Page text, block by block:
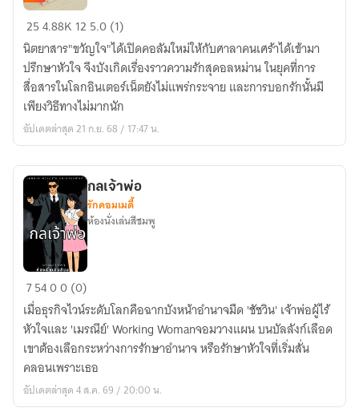
นิยาม
รัก
คุณ
เพิ้ง
ปี2558
254.88K 12 5.0 (1)
นิตยาสาร"ขวัญใจ"ได้เปิดคอลัมใหม่ให้กับศาลาคนเศร้าได้เข้ามา
ปรึกษาหัวใจ จึงบังเกิดเรื่องราวความรักสุดอลหม่าน ในยุคที่การ
สื่อสารในโลกอินเตอร์เน็ตยังไม่แพร่กระจาย และการบอกรักนั้นมี
เพียงวิธีทางไม่มากนัก
อัปเดตล่าสุด 21 ก.ย. 68 / 17:47 น.
กล
เจ้า
พ่อ
กลเจ้าพ่อ
รักคอมเมดี้
ห้องนั่งเล่นสีชมพู
75400 (0)
เมื่อธุรกิจไวน์ระดับโลกคือฉากบังหน้าอำนาจมืด 'ชัชวิน' เจ้าพ่อผู้ไร้
หัวใจและ 'เมรณีย์' Working Womanจอมวางแผน บนบัลลังก์เลือด
เขาต้องเลือกระหว่างการรักษาอำนาจ หรือรักษาหัวใจที่เริ่มสั่น
คลอนเพราะเธอ
อัปเดตล่าสุด 4 ส.ค. 69 / 20:00 น.